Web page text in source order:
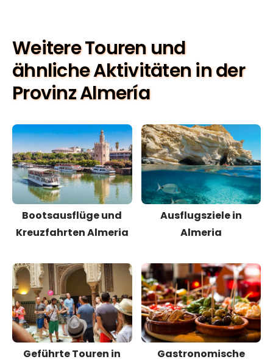
Weitere Touren und
ähnliche Aktivitäten in der
Provinz Almería
Bootsausflüge und
Kreuzfahrten Almeria
Ausflugsziele in
Almeria
Geführte Touren in
Gastronomische